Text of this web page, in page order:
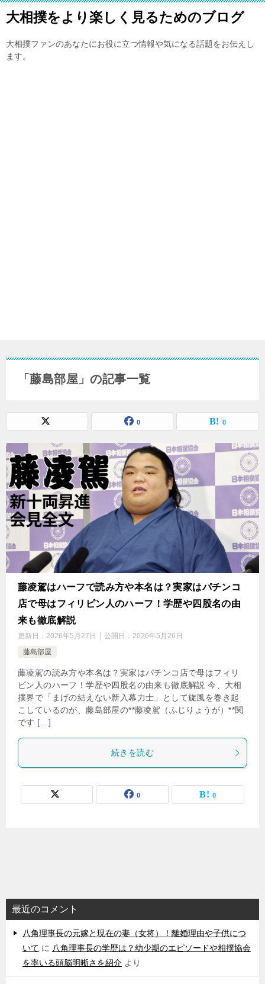
大相撲をより楽しく見るためのブログ
大相撲ファンのあなたにお役に立つ情報や気になる話題をお伝えし
ます。
「藤島部屋」の記事一覧
0 0
藤凌駕はハーフで読み方や本名は？実家はパチンコ
店で母はフィリピン人のハーフ！学歴や四股名の由
来も徹底解説
更新日： 2026年5月27日 公開日： 2026年5月26日
藤島部屋
藤凌駕の読み方や本名は？実家はパチンコ店で母はフィリ
ピン人のハーフ！学歴や四股名の由来も徹底解説 今、大相
撲界で「まげの結えない新入幕力士」として旋風を巻き起
こしているのが、藤島部屋の**藤凌駕（ふじりょうが）**関
です […]
続きを読む
0 0
最近のコメント
八角理事長の元嫁と現在の妻（女将）！離婚理由や子供につ
いて に 八角理事長の学歴は？幼少期のエピソードや相撲協会
を率いる頭脳明晰さを紹介 より